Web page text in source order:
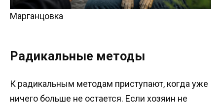
Марганцовка
Радикальные методы
К радикальным методам приступают, когда уже
ничего больше не остается. Если хозяин не